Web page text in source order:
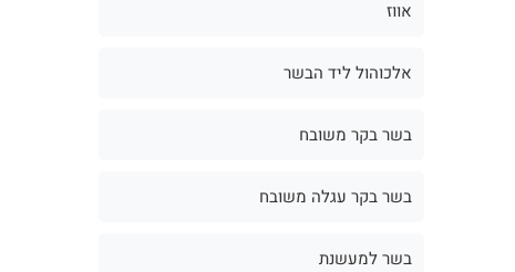
אווז
אלכוהול ליד הבשר
בשר בקר משובח
בשר בקר עגלה משובח
בשר למעשנת